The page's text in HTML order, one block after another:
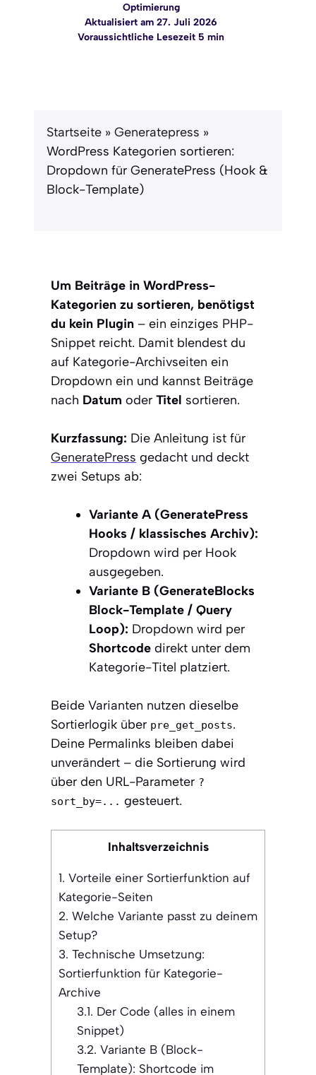
Optimierung
Aktualisiert am 27. Juli 2026
Voraussichtliche Lesezeit 5 min
Startseite » Generatepress »
WordPress Kategorien sortieren:
Dropdown für GeneratePress (Hook &
Block-Template)
Um Beiträge in WordPress-
Kategorien zu sortieren, benötigst
du kein Plugin – ein einziges PHP-
Snippet reicht. Damit blendest du
auf Kategorie-Archivseiten ein
Dropdown ein und kannst Beiträge
nach Datum oder Titel sortieren.
Kurzfassung: Die Anleitung ist für
GeneratePress gedacht und deckt
zwei Setups ab:
Variante A (GeneratePress
Hooks / klassisches Archiv):
Dropdown wird per Hook
ausgegeben.
Variante B (GenerateBlocks
Block-Template / Query
Loop): Dropdown wird per
Shortcode direkt unter dem
Kategorie-Titel platziert.
Beide Varianten nutzen dieselbe
Sortierlogik über pre_get_posts.
Deine Permalinks bleiben dabei
unverändert – die Sortierung wird
über den URL-Parameter ?
sort_by=... gesteuert.
Inhaltsverzeichnis
1. Vorteile einer Sortierfunktion auf
Kategorie-Seiten
2. Welche Variante passt zu deinem
Setup?
3. Technische Umsetzung:
Sortierfunktion für Kategorie-
Archive
3.1. Der Code (alles in einem
Snippet)
3.2. Variante B (Block-
Template): Shortcode im